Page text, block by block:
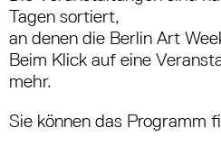
Tagen sortiert,
an denen die Berlin Art
Beim Klick auf eine
mehr.
Sie können das Programm